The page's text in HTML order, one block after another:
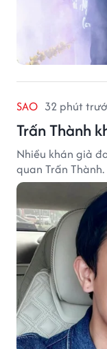
SAO 32 phút
Trấn Thành
Nhiều khán giả
quan Trấn Thành.